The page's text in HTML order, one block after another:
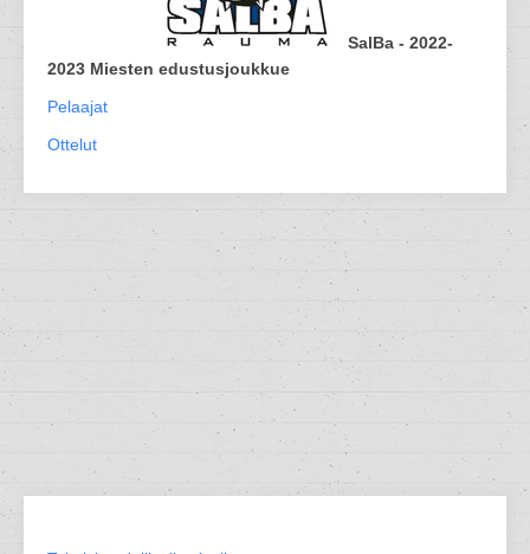
SalBa - 2022-
2023 Miesten edustusjoukkue
Pelaajat
Ottelut